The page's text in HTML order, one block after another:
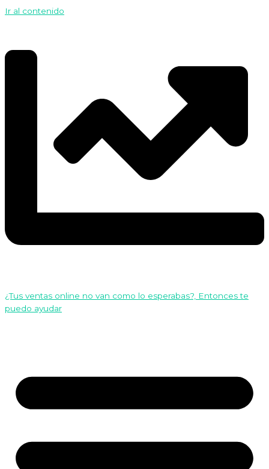
Ir al contenido
¿Tus ventas online no van como lo esperabas?, Entonces te
puedo ayudar